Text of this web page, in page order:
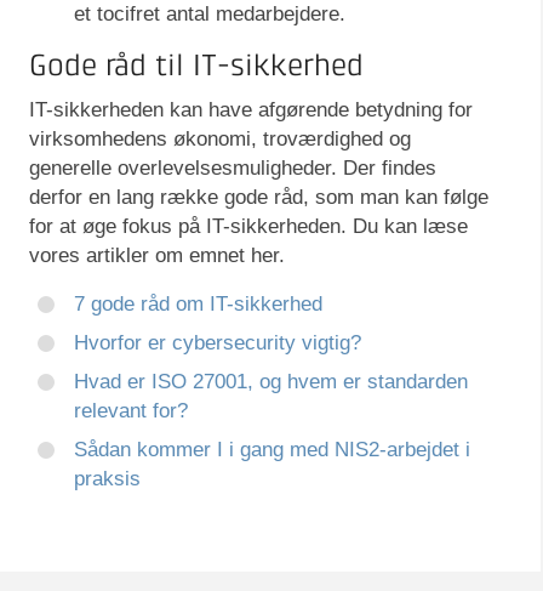
et tocifret antal medarbejdere.
Gode råd til IT-sikkerhed
IT-sikkerheden kan have afgørende betydning for
virksomhedens økonomi, troværdighed og
generelle overlevelsesmuligheder. Der findes
derfor en lang række gode råd, som man kan følge
for at øge fokus på IT-sikkerheden. Du kan læse
vores artikler om emnet her.
7 gode råd om IT-sikkerhed
Hvorfor er cybersecurity vigtig?
Hvad er ISO 27001, og hvem er standarden
relevant for?
Sådan kommer I i gang med NIS2-arbejdet i
praksis